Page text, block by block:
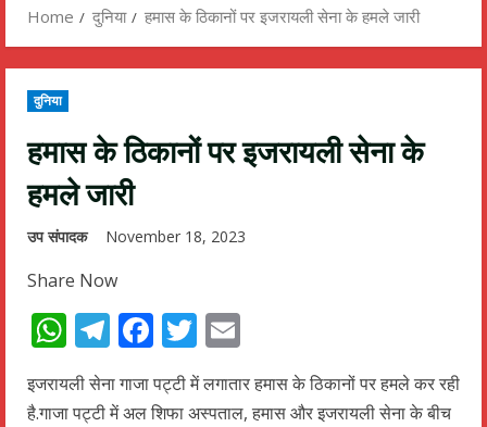
Home दुनिया हमास के ठिकानों पर इजरायली सेना के हमले जारी
दुनिया
हमास के ठिकानों पर इजरायली सेना के
हमले जारी
उप संपादक November 18, 2023
Share Now
WhatsApp
Telegram
Facebook
Twitter
इजरायली सेना गाजा पट्टी में लगातार हमास के ठिकानों पर हमले कर रही
है.गाजा पट्टी में अल शिफा अस्पताल, हमास और इजरायली सेना के बीच